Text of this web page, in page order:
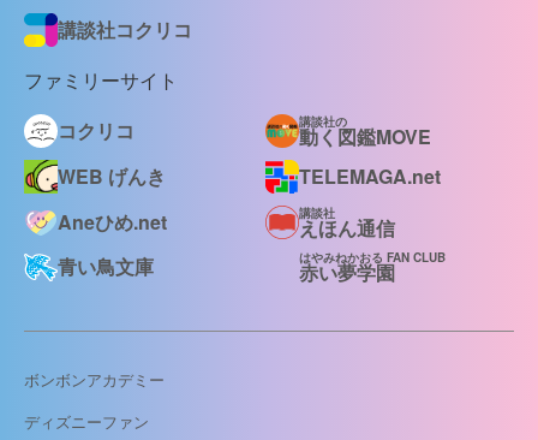
講談社コクリコ
ファミリーサイト
コクリコ
講談社の
動く図鑑MOVE
WEB げんき
TELEMAGA.net
Aneひめ.net
講談社
えほん通信
青い鳥文庫
はやみねかおる FAN CLUB
赤い夢学園
ボンボンアカデミー
ディズニーファン